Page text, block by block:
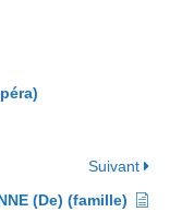
Suivant
(De) (famille)